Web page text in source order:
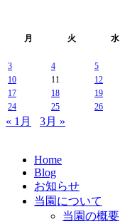
月 火 水
3
4 5
10
11 12
17
18 19
24
25 26
« 1月 3月 »
Home
Blog
お知らせ
当園について
当園の概要